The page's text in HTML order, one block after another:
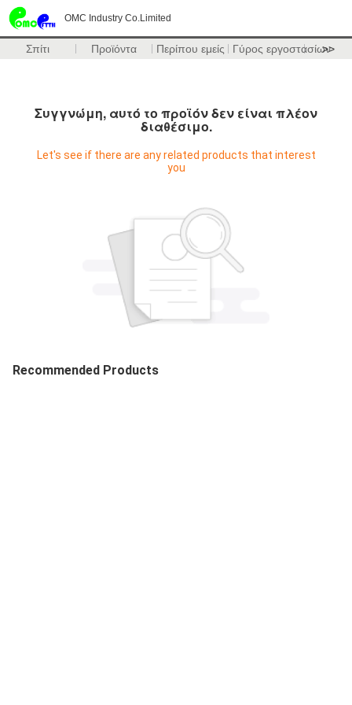
OMC Industry Co.Limited
Σπίτι Προϊόντα Περίπου εμείς Γύρος εργοστασίων
>>
Συγγνώμη, αυτό το προϊόν δεν είναι πλέον
διαθέσιμο.
Let's see if there are any related products that interest
you
Recommended Products